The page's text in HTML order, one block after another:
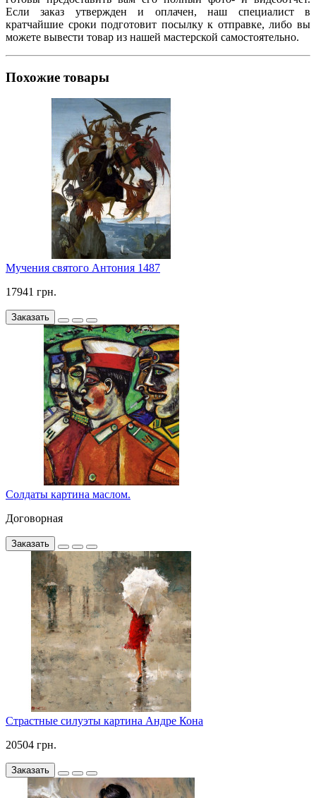
Если заказ утвержден и оплачен, наш специалист в
кратчайшие сроки подготовит посылку к отправке, либо вы
можете вывести товар из нашей мастерской самостоятельно.
Похожие товары
Мучения святого Антония 1487
17941 грн.
Заказать
Солдаты картина маслом.
Договорная
Заказать
Страстные силуэты картина Андре Кона
20504 грн.
Заказать